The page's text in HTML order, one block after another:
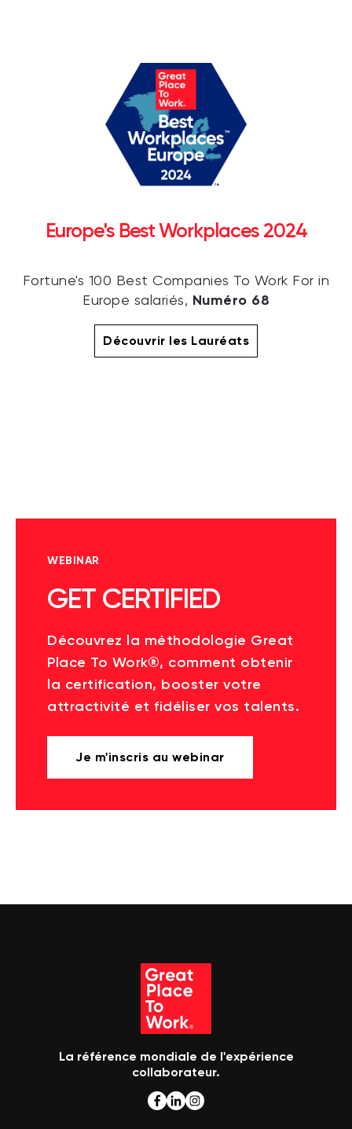
Europe's Best Workplaces 2024
Fortune's 100 Best Companies To Work For in
Europe salariés, Numéro 68
Découvrir les Lauréats
WEBINAR
GET CERTIFIED
Découvrez la méthodologie Great
Place To Work®, comment obtenir
la certification, booster votre
attractivité et fidéliser vos talents.
Je m'inscris au webinar
La référence mondiale de l'expérience
collaborateur.